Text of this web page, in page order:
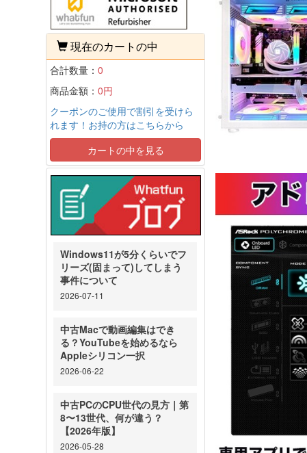
現在のカートの中
合計数量： 0
商品金額： 0円
クーポンのご使用で割引を受けら
れます！お持の方はこちらから
カートの中を見る
Windows11が5分くらいでフ
リーズ(固まって)してしまう
事件について
2026-07-11
中古Macで動画編集はでき
る？YouTubeを始めるなら
Appleシリコン一択
2026-06-22
中古PCのCPU世代の見方｜第
8〜13世代、何が違う？
【2026年版】
2026-05-28